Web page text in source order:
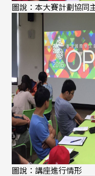
圖說：本大賽計劃協同
圖說：講座進行情形